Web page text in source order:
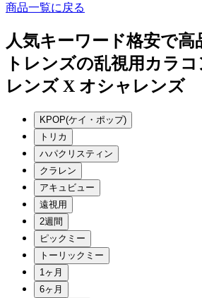
商品一覧に戻る
人気キーワード格安で高
トレンズの乱視用カラ
レンズ X オシャレンズ